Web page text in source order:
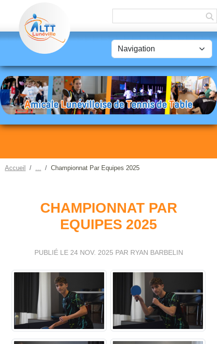
Accueil Championnat Par Equipes 2025
CHAMPIONNAT PAR
EQUIPES 2025
PUBLIÉ LE 24 NOV. 2025 PAR RYAN BARBELIN